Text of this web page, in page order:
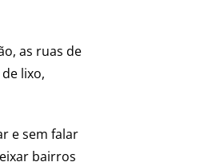
as ruas de
lixo,
e sem falar
bairros